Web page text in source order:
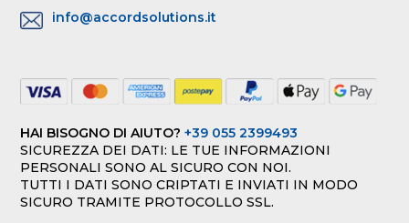
info@accordsolutions.it
HAI BISOGNO DI AIUTO?+39 055 2399493
SICUREZZA DEI DATI: LE TUE INFORMAZIONI
PERSONALI SONO AL SICURO CON NOI.
TUTTI I DATI SONO CRIPTATI E INVIATI IN MODO
SICURO TRAMITE PROTOCOLLO SSL.